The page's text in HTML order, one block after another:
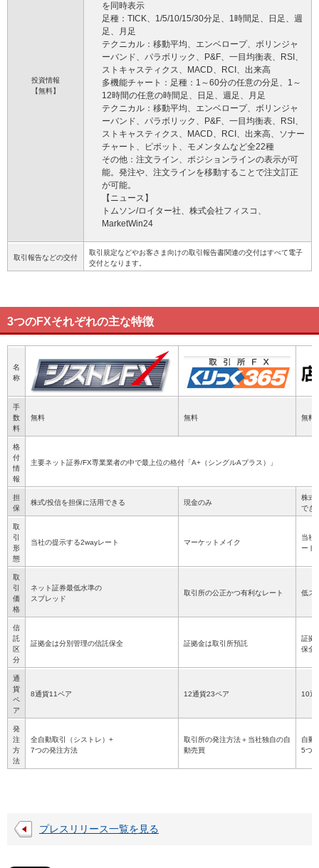
投資情報
【無料】
を同時表示
足種：TICK、1/5/10/15/30分足、1時間足、日足、週
足、月足
テクニカル：移動平均、エンベロープ、ボリンジャ
ーバンド、パラボリック、P&F、一目均衡表、RSI、
ストキャスティクス、MACD、RCI、出来高
多機能チャート：足種：1～60分の任意の分足、1～
12時間の任意の時間足、日足、週足、月足
テクニカル：移動平均、エンベロープ、ボリンジャ
ーバンド、パラボリック、P&F、一目均衡表、RSI、
ストキャスティクス、MACD、RCI、出来高、ソナー
チャート、ピボット、モメンタムなど全22種
その他：注文ライン、ポジションラインの表示が可
能。発注や、注文ラインを移動することで注文訂正
が可能。
【ニュース】
トムソン/ロイター社、株式会社フィスコ、
MarketWin24
取引報告などの交付
取引規定などやお客さま向けの取引報告書関連の交付はすべて電子
交付となります。
3つのFXそれぞれの主な特徴
名
称
手
数
料
無料 無料 無料
格
付
情
報
主要ネット証券/FX専業業者の中で最上位の格付「A+（シングルAプラス）」
担
保
株式/投信を担保に活用できる 現金のみ
株式/
でき
取
引
形
態
当社の提示する2wayレート マーケットメイク
当社
ート
取
引
価
格
ネット証券最低水準の
スプレッド
取引所の公正かつ有利なレート 低ス
信
託
区
分
証拠金は分別管理の信託保全 証拠金は取引所預託
証拠
保全
通
貨
ペ
ア
8通貨11ペア 12通貨23ペア 10通
発
注
方
法
全自動取引（シストレ）+
7つの発注方法
取引所の発注方法＋当社独自の自
動売買
自動
5つ
プレスリリース一覧を見る